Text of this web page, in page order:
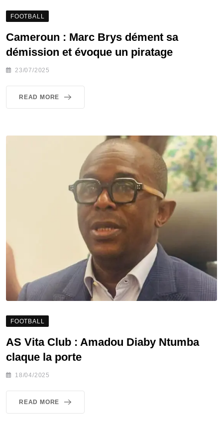
FOOTBALL
Cameroun : Marc Brys dément sa
démission et évoque un piratage
23/07/2025
READ MORE
FOOTBALL
AS Vita Club : Amadou Diaby Ntumba
claque la porte
18/04/2025
READ MORE